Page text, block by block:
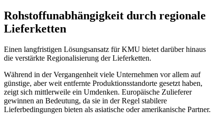
Rohstoffunabhängigkeit durch regionale
Lieferketten
Einen langfristigen Lösungsansatz für KMU bietet darüber hinaus
die verstärkte Regionalisierung der Lieferketten.
Während in der Vergangenheit viele Unternehmen vor allem auf
günstige, aber weit entfernte Produktionsstandorte gesetzt haben,
zeigt sich mittlerweile ein Umdenken. Europäische Zulieferer
gewinnen an Bedeutung, da sie in der Regel stabilere
Lieferbedingungen bieten als asiatische oder amerikanische Partner.